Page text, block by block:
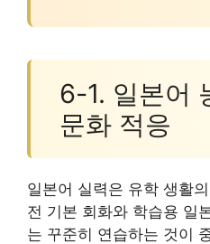
6-1. 일본어
문화 적응
일본어 실력은 유학 생활
전 기본 회화와 학습용 일
는 꾸준히 연습하는 것이